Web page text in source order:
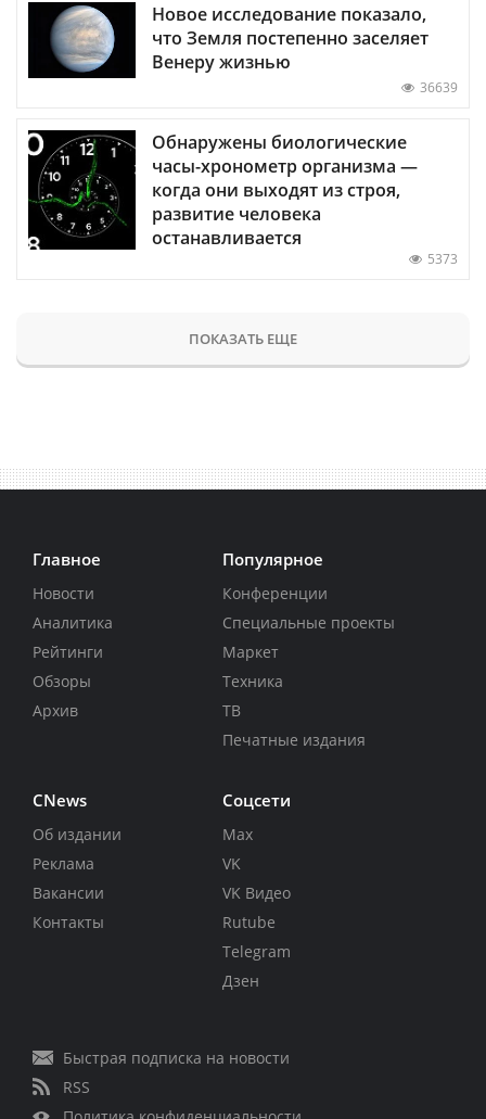
Новое исследование показало,
что Земля постепенно заселяет
Венеру жизнью
36639
Обнаружены биологические
часы-хронометр организма —
когда они выходят из строя,
развитие человека
останавливается
5373
ПОКАЗАТЬ ЕЩЕ
Главное
Новости
Аналитика
Рейтинги
Обзоры
Архив
Популярное
Конференции
Специальные проекты
Маркет
Техника
ТВ
Печатные издания
CNews
Об издании
Реклама
Вакансии
Контакты
Соцсети
Max
VK
VK Видео
Rutube
Telegram
Дзен
Быстрая подписка на новости
RSS